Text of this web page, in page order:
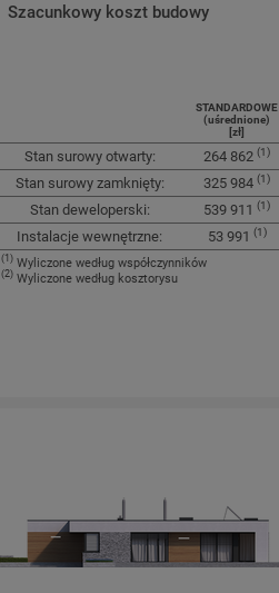
Szacunkowy koszt budowy
STANDARDOWE
(uśrednione)
[zł]
Stan surowy otwarty: 264 862 (1)
Stan surowy zamknięty: 325 984 (1)
Stan deweloperski: 539 911 (1)
Instalacje wewnętrzne: 53 991 (1)
(1) Wyliczone według współczynników
(2) Wyliczone według kosztorysu